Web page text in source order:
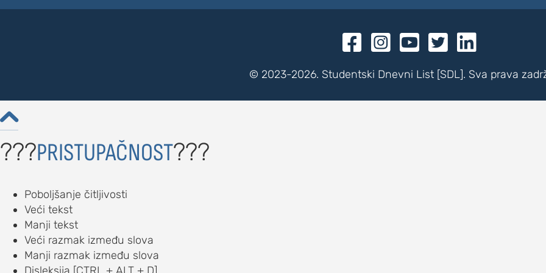
    
© 2023-2026. Studentski Dnevni List [SDL]. Sva prava

???PRISTUPAČNOST???
Poboljšanje čitljivosti
Veći tekst
Manji tekst
Veći razmak između slova
Manji razmak između slova
Disleksija [CTRL + ALT + D]